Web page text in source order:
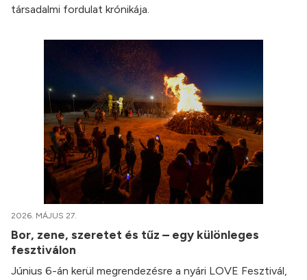
társadalmi fordulat krónikája.
2026. MÁJUS 27.
Bor, zene, szeretet és tűz – egy különleges
fesztiválon
Június 6-án kerül megrendezésre a nyári LOVE Fesztivál,